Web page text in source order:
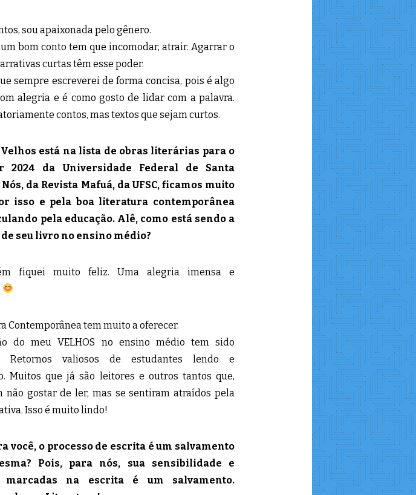
sou apaixonada pelo gênero.
bom conto tem que incomodar, atrair. Agarrar o
curtas têm esse poder.
sempre escreverei de forma concisa, pois é algo
alegria e é como gosto de lidar com a palavra.
contos, mas textos que sejam curtos.
Velhos está na lista de obras literárias para o
2024 da Universidade Federal de Santa
da Revista Mafuá, da UFSC, ficamos muito
isso e pela boa literatura contemporânea
pela educação. Alê, como está sendo a
seu livro no ensino médio?
fiquei muito feliz. Uma alegria imensa e
Contemporânea tem muito a oferecer.
do meu VELHOS no ensino médio tem sido
Retornos valiosos de estudantes lendo e
Muitos que já são leitores e outros tantos que,
não gostar de ler, mas se sentiram atraídos pela
Isso é muito lindo!
você, o processo de escrita é um salvamento
Pois, para nós, sua sensibilidade e
marcadas na escrita é um salvamento.